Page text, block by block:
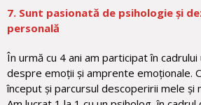
7. Sunt pasionată de psihologie și
personală
În urmă cu 4 ani am participat în cadrului
despre emoții și amprente emoționale.
început și parcursul descoperirii mele și